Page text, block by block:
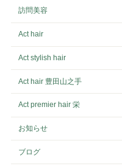
訪問美容
Act hair
Act stylish hair
Act hair 豊田山之手
Act premier hair 栄
お知らせ
ブログ